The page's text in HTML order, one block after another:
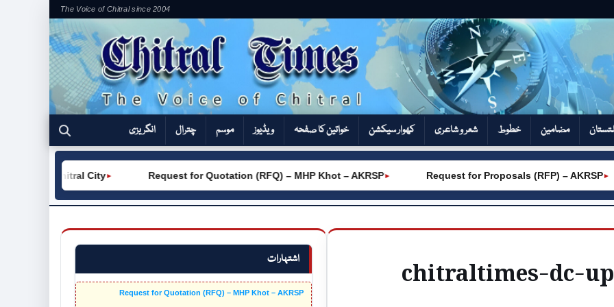
The Voice of Chitral since 2004
مضامین خطوط شعر و شاعری کھوار سیکشن‎ خواتین کا صفحہ ویڈیوز موسم چترال انگریزی
►
Request for Quotation (RFQ) – MHP Khot – AKRSP
►
(W) Chitral City ►
Request for Proposals (RFP) – AKRSP
اشتہارات
Request for Quotation (RFQ) – MHP Khot – AKRSP chitraltimes-dc-